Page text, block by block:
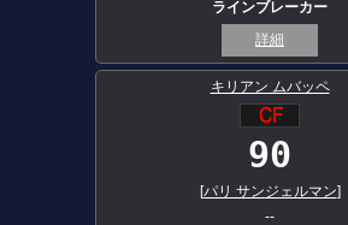
ラインブレーカー
詳細
キリアン ムバッペ
90
[パリ サンジェルマン]
--